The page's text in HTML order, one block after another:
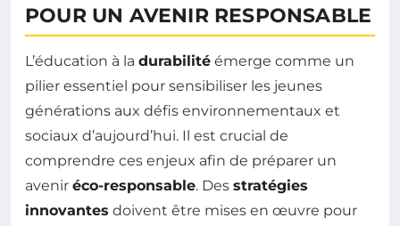
POUR UN AVENIR RESPONSABLE
L’éducation à la durabilité émerge comme un
pilier essentiel pour sensibiliser les jeunes
générations aux défis environnementaux et
sociaux d’aujourd’hui. Il est crucial de
comprendre ces enjeux afin de préparer un
avenir éco-responsable. Des stratégies
innovantes doivent être mises en œuvre pour